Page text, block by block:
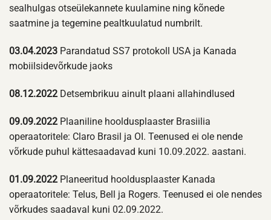
sealhulgas otseülekannete kuulamine ning kõnede
saatmine ja tegemine pealtkuulatud numbrilt.
03.04.2023 Parandatud SS7 protokoll USA ja Kanada
mobiilsidevõrkude jaoks
08.12.2022 Detsembrikuu ainult plaani allahindlused
09.09.2022 Plaaniline hooldusplaaster Brasiilia
operaatoritele: Claro Brasil ja OI. Teenused ei ole nende
võrkude puhul kättesaadavad kuni 10.09.2022. aastani.
01.09.2022 Planeeritud hooldusplaaster Kanada
operaatoritele: Telus, Bell ja Rogers. Teenused ei ole nendes
võrkudes saadaval kuni 02.09.2022.